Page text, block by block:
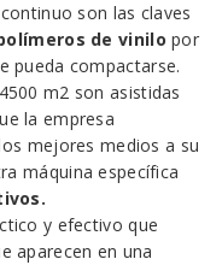
son las claves
de vinilo por
pueda compactarse.
m2 son asistidas
la empresa
mejores medios a su
máquina específica
y efectivo que
aparecen en una